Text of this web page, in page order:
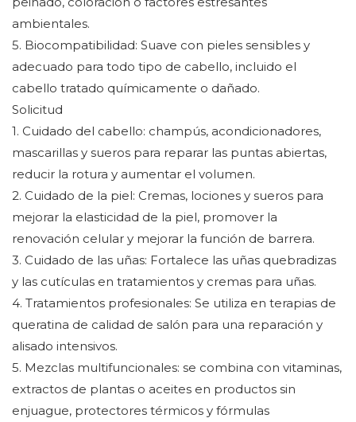
ambientales.
5. Biocompatibilidad: Suave con pieles sensibles y
adecuado para todo tipo de cabello, incluido el
cabello tratado químicamente o dañado.
Solicitud
1. Cuidado del cabello: champús, acondicionadores,
mascarillas y sueros para reparar las puntas abiertas,
reducir la rotura y aumentar el volumen.
2. Cuidado de la piel: Cremas, lociones y sueros para
mejorar la elasticidad de la piel, promover la
renovación celular y mejorar la función de barrera.
3. Cuidado de las uñas: Fortalece las uñas quebradizas
y las cutículas en tratamientos y cremas para uñas.
4. Tratamientos profesionales: Se utiliza en terapias de
queratina de calidad de salón para una reparación y
alisado intensivos.
5. Mezclas multifuncionales: se combina con vitaminas,
extractos de plantas o aceites en productos sin
enjuague, protectores térmicos y fórmulas